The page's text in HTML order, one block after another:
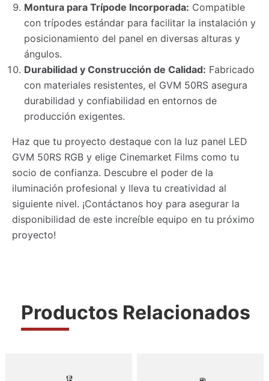
Montura para Trípode Incorporada: Compatible
con trípodes estándar para facilitar la instalación y
posicionamiento del panel en diversas alturas y
ángulos.
Durabilidad y Construcción de Calidad: Fabricado
con materiales resistentes, el GVM 50RS asegura
durabilidad y confiabilidad en entornos de
producción exigentes.
Haz que tu proyecto destaque con la luz panel LED
GVM 50RS RGB y elige Cinemarket Films como tu
socio de confianza. Descubre el poder de la
iluminación profesional y lleva tu creatividad al
siguiente nivel. ¡Contáctanos hoy para asegurar la
disponibilidad de este increíble equipo en tu próximo
proyecto!
Productos Relacionados